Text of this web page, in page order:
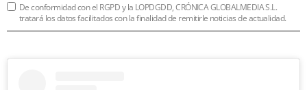
De conformidad con el RGPD y la LOPDGDD, CRÓNICA GLOBALMEDIA S.L.
tratará los datos facilitados con la finalidad de remitirle noticias de actualidad.